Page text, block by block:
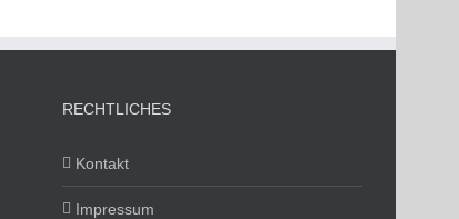
RECHTLICHES
Kontakt
Impressum